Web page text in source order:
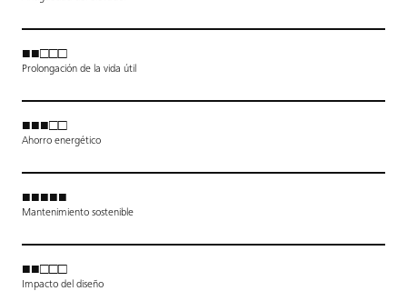
■■□□□
Prolongación de la vida útil
■■■□□
Ahorro energético
■■■■■
Mantenimiento sostenible
■■□□□
Impacto del diseño